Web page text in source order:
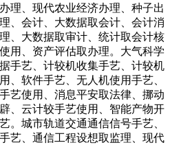
理、现代农业经济办理、种子出
、会计、大数据取会计、会计消
、大数据取审计、统计取会计核
用、资产评估取办理。大气科学
手艺、计较机收集手艺、计较机
、软件手艺、无人机使用手艺、
艺使用、消息平安取法律、挪动
、云计较手艺使用、智能产物开
。城市轨道交通通信信号手艺、
艺、通信工程设想取监理、现代